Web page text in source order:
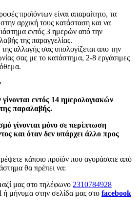
προϊόντων είναι απαραίτητο, τα
στην αρχική τους κατάσταση και να
εντός 3 ημερών από την
της παραγγελίας.
αλλαγής σας υπολογίζεται απο την
σας με το κατάστημα, 2-8 εργάσιμες
εντός 14 ημερολογιακών
παραλαβής.
γίνονται μόνο σε περίπτωση
και όταν δεν υπάρχει άλλο προς
κάποιο προϊόν που αγοράσατε από
θα πρέπει να:
μας στο τηλέφωνο 2310784928
ή μήνυμα στην σελίδα μας στο facebook